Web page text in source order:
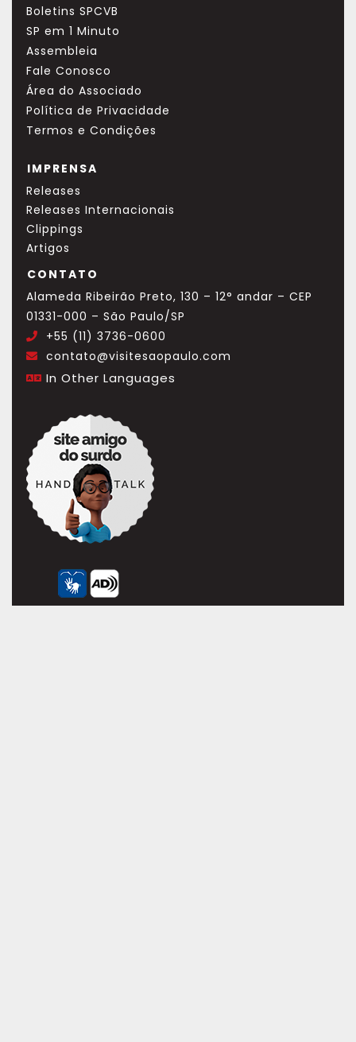
Boletins SPCVB
SP em 1 Minuto
Assembleia
Fale Conosco
Área do Associado
Política de Privacidade
Termos e Condições
IMPRENSA
Releases
Releases Internacionais
Clippings
Artigos
CONTATO
Alameda Ribeirão Preto, 130 – 12° andar – CEP
01331-000 – São Paulo/SP
+55 (11) 3736-0600
contato@visitesaopaulo.com
In Other Languages